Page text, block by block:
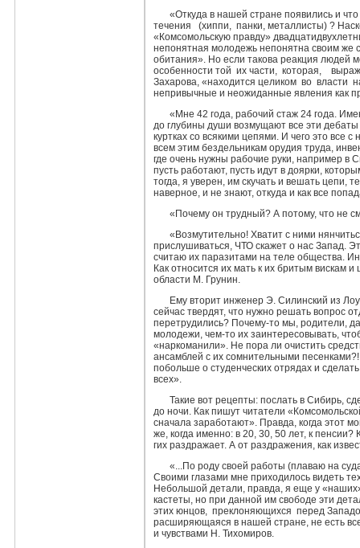
«Откуда в нашей стране появились и
течения (хиппи, панки, металлисты) ?
«Комсомольскую правду»
непонятная мо­лодежь непонятна своим
обитания». Но если такова реак­ция людей
особенности той их части, которая,
Захарова, «нахо­дится целиком во власти
непривычные и неожиданные явления как
«Мне 42 года, рабочий стаж 24 года.
до глубины души возмущают все эти дебаты
куртках со всякими цепями. И чего это все
всем этим бездельникам орудия труда,
где очень нужны рабочие руки, например в
пусть работают, пусть идут в доярки,
тогда, я уверен, им скучать и вешать цепи,
наверное, и не знают, откуда и как все
«Почему он трудный? А потому, что не
«Возмутительно! Хватит с ними
прислушиваться, ЧТО скажет о нас Запад.
считаю их паразитами на теле обще­ства.
Как относится их мать к их бритым
обла­сти М. Грунин.
Ему вторит инженер Э. Силинский из
сейчас твердят, что нужно решать вопрос
перетрудились? Почему-то мы, родите­ли,
молодежи, чем-то их заинтересовывать,
«наркоманили». Не пора ли очистить
ансамблей с их сомнительными
побольше о студенческих отрядах и
всех».
Такие вот рецепты: послать в Сибирь,
до ночи. Как пишут читатели
сначала заработают». Правда, когда этот
же, когда именно: в 20, 30, 50 лет, к
гих раздражает. А от раздражения, как
«...По роду своей работы (плаваю на
Своими глаза­ми мне приходилось видеть
Небольшой детали, правда, я еще у
кастеты, но при данной им свободе эти
этих юнцов, преклоняющихся перед
расширяющаяся в нашей стране, не есть
и чувствами Н. Тихомиров.